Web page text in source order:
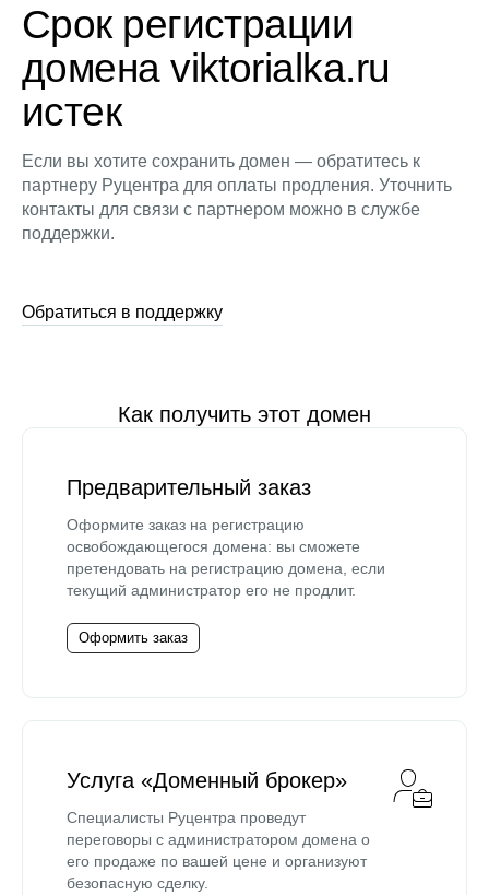
Срок регистрации
домена viktorialka.ru
истек
Если вы хотите сохранить домен — обратитесь к
партнеру Руцентра для оплаты продления. Уточнить
контакты для связи с партнером можно в службе
поддержки.
Обратиться в поддержку
Как получить этот домен
Предварительный заказ
Оформите заказ на регистрацию
освобождающегося домена: вы сможете
претендовать на регистрацию домена, если
текущий администратор его не продлит.
Оформить заказ
Услуга «Доменный брокер»
Специалисты Руцентра проведут
переговоры с администратором домена о
его продаже по вашей цене и организуют
безопасную сделку.